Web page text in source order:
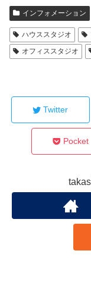
インフォメーション
ハウススタジオ
オフィススタジオ
Twitter
Pocket